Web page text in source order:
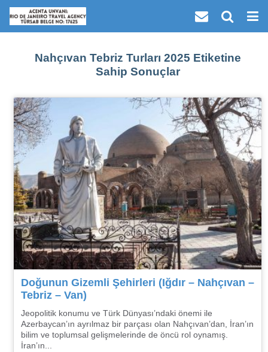
Nahçıvan Tebriz Turları 2025 Etiketine
Sahip Sonuçlar
Doğunun Gizemli Şehirleri (Iğdır – Nahçıvan –
Tebriz – Van)
Jeopolitik konumu ve Türk Dünyası’ndaki önemi ile
Azerbaycan’ın ayrılmaz bir parçası olan Nahçıvan’dan, İran’ın
bilim ve toplumsal gelişmelerinde de öncü rol oynamış.
İran’ın...